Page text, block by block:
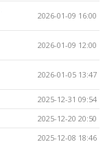
2026-01-09 16:00
2026-01-09 12:00
2026-01-05 13:47
2025-12-31 09:54
2025-12-20 20:50
2025-12-08 18:46